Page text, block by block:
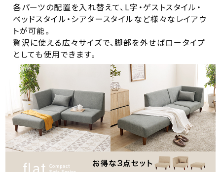
各パーツの配置を入れ替えて、L字・ゲストスタイル・
ベッドスタイル・シアタースタイルなど様々なレイアウ
トが可能。
贅沢に使える広々サイズで、脚部を外せばロータイプ
としても使用できます。